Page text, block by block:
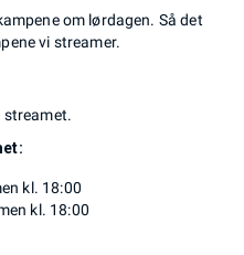
om lørdagen. Så det
vi streamer.
streamet.
kl. 18:00
kl. 18:00